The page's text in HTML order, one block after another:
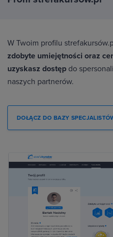
W Twoim profilu
zdobyte umiejętności oraz
uzyskasz dostęp do
naszych partnerów.
DOŁĄCZ DO BAZY